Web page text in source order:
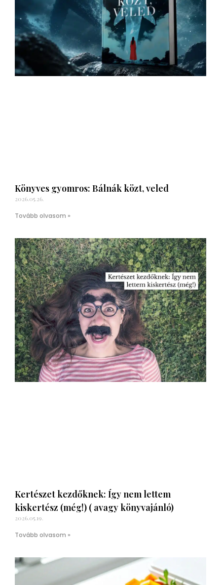
Könyves gyomros: Bálnák közt, veled
2026.05.26.
Tovább olvasom »
Kertészet kezdőknek: Így nem lettem
kiskertész (még!) ( avagy könyvajánló)
2026.05.19.
Tovább olvasom »